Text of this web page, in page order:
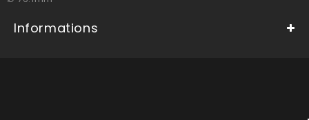
Informations